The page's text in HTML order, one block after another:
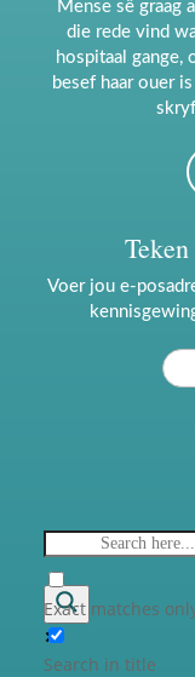
Mense sê graag
die rede vind
hospitaal gange,
besef haar ouer
Só leef ek my
dapper nie. Ek
chemo. Party
Voer jou e-
Email
Exact matches
Search in title